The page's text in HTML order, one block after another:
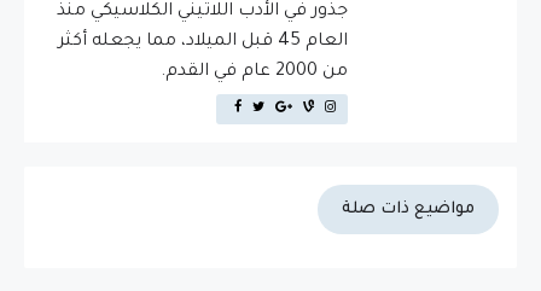
جذور في الأدب اللاتيني الكلاسيكي منذ
العام 45 قبل الميلاد، مما يجعله أكثر
من 2000 عام في القدم.
مواضيع ذات صلة